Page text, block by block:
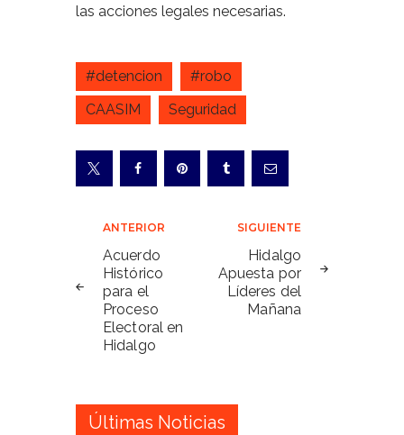
las acciones legales necesarias.
#detencion
#robo
CAASIM
Seguridad
Navegación
de
entradas
ANTERIOR
Acuerdo
Histórico
para el
Proceso
Electoral en
Hidalgo
SIGUIENTE
Hidalgo
Apuesta por
Líderes del
Mañana
Últimas Noticias